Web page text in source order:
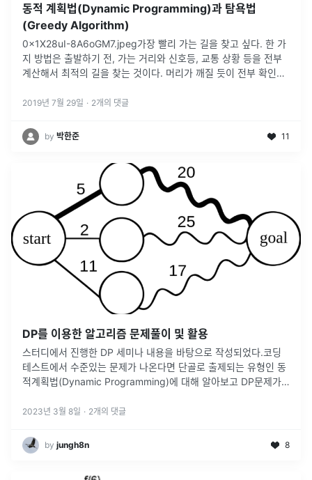
동적 계획법(Dynamic Programming)과 탐욕법
(Greedy Algorithm)
0x1X28uI-8A6oGM7.jpeg가장 빨리 가는 길을 찾고 싶다. 한 가
지 방법은 출발하기 전, 가는 거리와 신호등, 교통 상황 등을 전부
계산해서 최적의 길을 찾는 것이다. 머리가 깨질 듯이 전부 확인하
지금 나의 상황에서 최대한 빨리 약속장소에 도착 할 수 있는 경로
2019년 7월 29일 · 2개의 댓글
by 박한준 11
DP를 이용한 알고리즘 문제풀이 및 활용
스터디에서 진행한 DP 세미나 내용을 바탕으로 작성되었다.코딩
테스트에서 수준있는 문제가 나온다면 단골로 출제되는 유형인 동
적계획법(Dynamic Programming)에 대해 알아보고 DP문제가
보자.또한...
2023년 3월 8일 · 2개의 댓글
by jungh8n 8